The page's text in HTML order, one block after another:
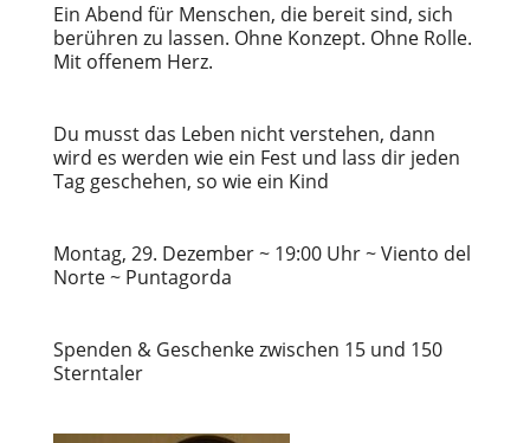
Ein Abend für Menschen, die bereit sind, sich
berühren zu lassen. Ohne Konzept. Ohne Rolle.
Mit offenem Herz.
Du musst das Leben nicht verstehen, dann
wird es werden wie ein Fest und lass dir jeden
Tag geschehen, so wie ein Kind
Montag, 29. Dezember ~ 19:00 Uhr ~ Viento del
Norte ~ Puntagorda
Spenden & Geschenke zwischen 15 und 150
Sterntaler